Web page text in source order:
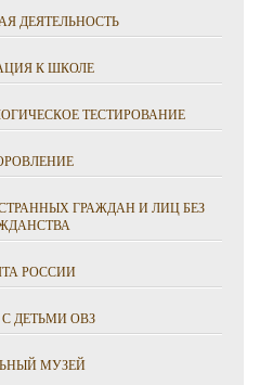
ДЕЯТЕЛЬНОСТЬ
К ШКОЛЕ
ТЕСТИРОВАНИЕ
ГРАЖДАН И ЛИЦ БЕЗ
РОССИИ
С ДЕТЬМИ ОВЗ
МУЗЕЙ